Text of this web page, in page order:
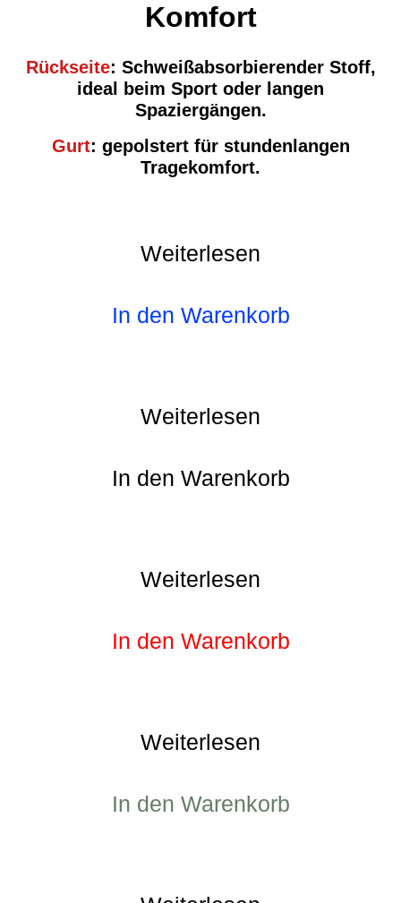
Komfort
Rückseite: Schweißabsorbierender Stoff,
ideal beim Sport oder langen
Spaziergängen.
Gurt: gepolstert für stundenlangen
Tragekomfort.
Weiterlesen
In den Warenkorb
Weiterlesen
In den Warenkorb
Weiterlesen
In den Warenkorb
Weiterlesen
In den Warenkorb